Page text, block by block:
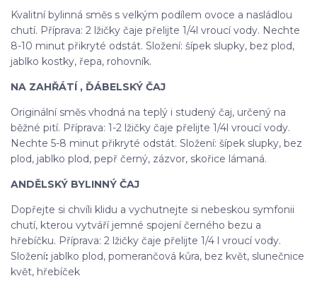
Kvalitní bylinná směs s velkým podílem ovoce a nasládlou
chutí. Příprava: 2 lžičky čaje přelijte 1/4l vroucí vody. Nechte
8-10 minut přikryté odstát. Složení: šípek slupky, bez plod,
jablko kostky, řepa, rohovník.
NA ZAHŘÁTÍ , ĎÁBELSKÝ ČAJ
Originální směs vhodná na teplý i studený čaj, určený na
běžné pití. Příprava: 1-2 lžičky čaje přelijte 1/4l vroucí vody.
Nechte 5-8 minut přikryté odstát. Složení: šípek slupky, bez
plod, jablko plod, pepř černý, zázvor, skořice lámaná.
ANDĚLSKÝ BYLINNÝ ČAJ
Dopřejte si chvíli klidu a vychutnejte si nebeskou symfonii
chutí, kterou vytváří jemné spojení černého bezu a
hřebíčku. Příprava: 2 lžičky čaje přelijte 1/4 l vroucí vody.
Složení: jablko plod, pomerančová kůra, bez květ, slunečnice
květ, hřebíček